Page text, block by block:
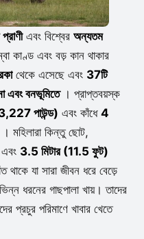
এবং বিশ্বের অন্যতম
কাণ্ড এবং বড় কান থাকার
থেকে এসেছে এবং 37টি
এবং বনভূমিতে। প্রাপ্তবয়স্ক
পাউন্ড) এবং কাঁধে 4
মহিলারা কিন্তু ছোট,
3.5 মিটার (11.5 ফুট)
যা সারা জীবন ধরে বেড়ে
ধরনের গাছপালা খায়। তাদের
প্রচুর পরিমাণে খাবার খেতে